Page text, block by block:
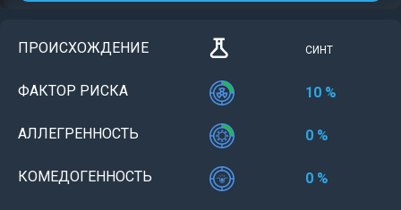
ПРОИСХОЖДЕНИЕ СИНТ
ФАКТОР РИСКА 10 %
АЛЛЕГРЕННОСТЬ 0 %
КОМЕДОГЕННОСТЬ 0 %